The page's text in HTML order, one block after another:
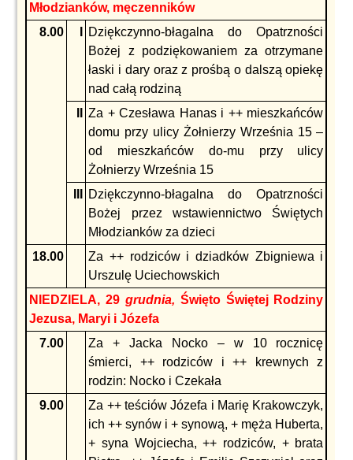
Młodzianków, męczenników
8.00
Dziękczynno-błagalna do Opatrzności
Bożej z podziękowaniem za otrzymane
łaski i dary oraz z prośbą o dalszą opiekę
nad całą rodziną
Za + Czesława Hanas i ++ mieszkańców
domu przy ulicy Żołnierzy Września 15 –
od mieszkańców do-mu przy ulicy
Żołnierzy Września 15
Dziękczynno-błagalna do Opatrzności
Bożej przez wstawiennictwo Świętych
Młodzianków za dzieci
18.00
Za ++ rodziców i dziadków Zbigniewa i
Urszulę Uciechowskich
NIEDZIELA, 29 grudnia, Święto Świętej Rodziny
Jezusa, Maryi i Józefa
7.00
Za + Jacka Nocko – w 10 rocznicę
śmierci, ++ rodziców i ++ krewnych z
rodzin: Nocko i Czekała
9.00
Za ++ teściów Józefa i Marię Krakowczyk,
ich ++ synów i + synową, + męża Huberta,
+ syna Wojciecha, ++ rodziców, + brata